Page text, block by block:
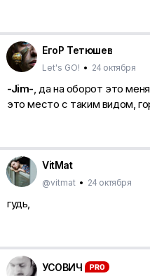
ЕгоР Тетюшев
Let's GO! • 24 октября
-Jim-, да на оборот это
это место с таким видом,
VitMat
@vitmat • 24 октября
гудь,
УСОВИЧ